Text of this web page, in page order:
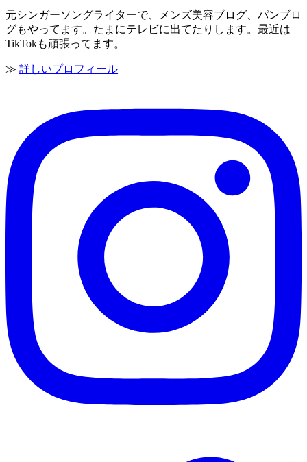
元シンガーソングライターで、メンズ美容ブログ、パンブロ
グもやってます。たまにテレビに出てたりします。最近は
TikTokも頑張ってます。
≫ 詳しいプロフィール